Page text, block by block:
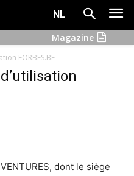
NL
Magazine
FORBES.BE
dont le siège